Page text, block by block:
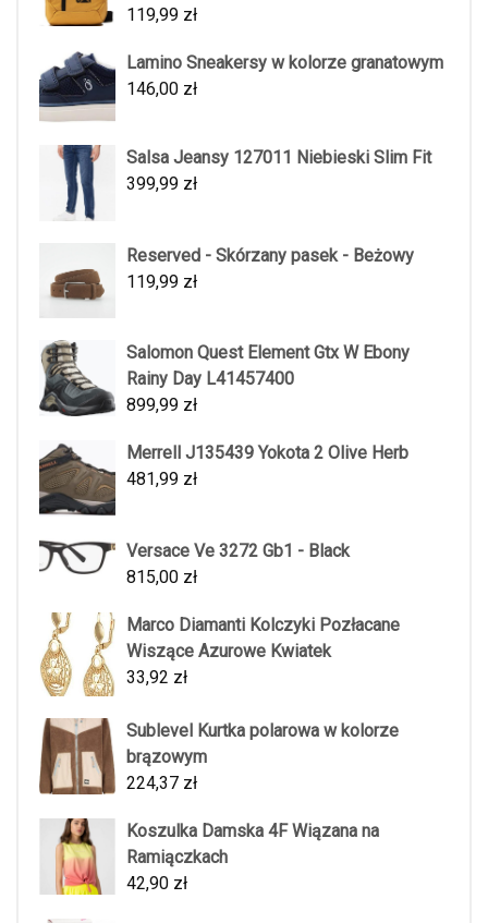
119,99 zł
Lamino Sneakersy w kolorze granatowym
146,00 zł
Salsa Jeansy 127011 Niebieski Slim Fit
399,99 zł
Reserved - Skórzany pasek - Beżowy
119,99 zł
Salomon Quest Element Gtx W Ebony
Rainy Day L41457400
899,99 zł
Merrell J135439 Yokota 2 Olive Herb
481,99 zł
Versace Ve 3272 Gb1 - Black
815,00 zł
Marco Diamanti Kolczyki Pozłacane
Wiszące Azurowe Kwiatek
33,92 zł
Sublevel Kurtka polarowa w kolorze
brązowym
224,37 zł
Koszulka Damska 4F Wiązana na
Ramiączkach
42,90 zł